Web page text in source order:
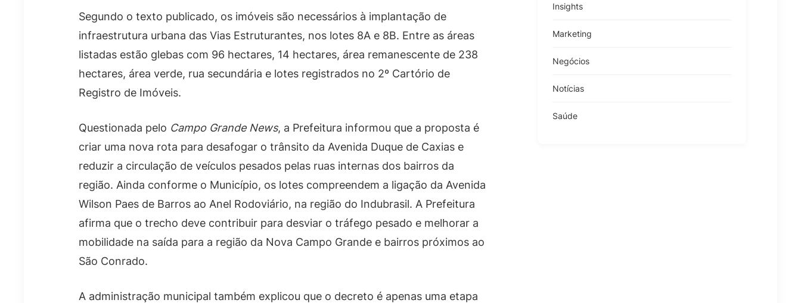
Segundo o texto publicado, os imóveis são necessários à implantação de
infraestrutura urbana das Vias Estruturantes, nos lotes 8A e 8B. Entre as áreas
listadas estão glebas com 96 hectares, 14 hectares, área remanescente de 238
hectares, área verde, rua secundária e lotes registrados no 2º Cartório de
Registro de Imóveis.
Questionada pelo Campo Grande News, a Prefeitura informou que a proposta é
criar uma nova rota para desafogar o trânsito da Avenida Duque de Caxias e
reduzir a circulação de veículos pesados pelas ruas internas dos bairros da
região. Ainda conforme o Município, os lotes compreendem a ligação da Avenida
Wilson Paes de Barros ao Anel Rodoviário, na região do Indubrasil. A Prefeitura
afirma que o trecho deve contribuir para desviar o tráfego pesado e melhorar a
mobilidade na saída para a região da Nova Campo Grande e bairros próximos ao
São Conrado.
A administração municipal também explicou que o decreto é apenas uma etapa
Insights
Marketing
Negócios
Notícias
Saúde